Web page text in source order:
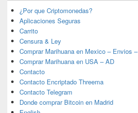
¿Por que Criptomonedas?
Aplicaciones Seguras
Carrito
Censura & Ley
Comprar Marihuana en Mexico – Envios –
Comprar Marihuana en USA – AD
Contacto
Contacto Encriptado Threema
Contacto Telegram
Donde comprar Bitcoin en Madrid